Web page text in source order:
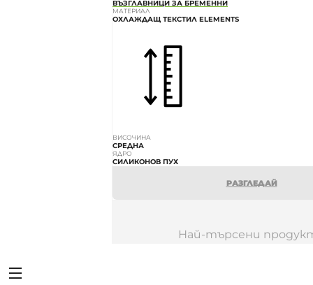
ВЪЗГЛАВНИЦИ ЗА БРЕМЕННИ
МАТЕРИАЛ
ОХЛАЖДАЩ ТЕКСТИЛ ELEMENTS
ВИСОЧИНА
СРЕДНА
ЯДРО
СИЛИКОНОВ ПУХ
РАЗГЛЕДАЙ
Най-търсени